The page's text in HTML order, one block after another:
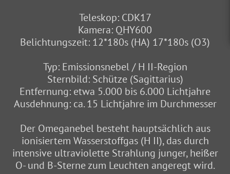
Teleskop: CDK17
Kamera: QHY600
Belichtungszeit: 12*180s (HA) 17*180s (O3)
Typ: Emissionsnebel / H II-Region
Sternbild: Schütze (Sagittarius)
Entfernung: etwa 5.000 bis 6.000 Lichtjahre
Ausdehnung: ca. 15 Lichtjahre im Durchmesser
Der Omeganebel besteht hauptsächlich aus
ionisiertem Wasserstoffgas (H II), das durch
intensive ultraviolette Strahlung junger, heißer
O- und B-Sterne zum Leuchten angeregt wird.